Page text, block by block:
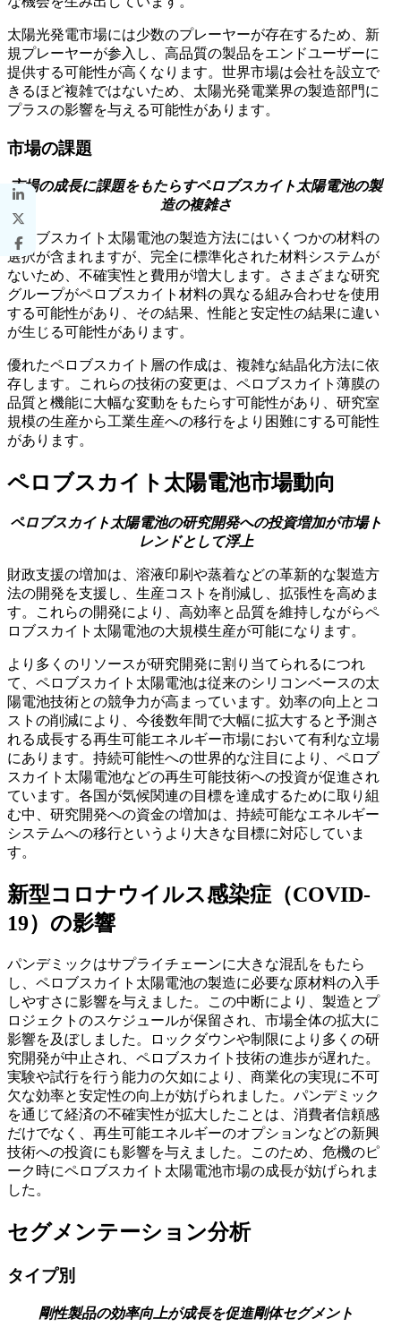
太陽光発電市場には少数のプレーヤーが存在するため、新
規プレーヤーが参入し、高品質の製品をエンドユーザーに
提供する可能性が高くなります。世界市場は会社を設立で
きるほど複雑ではないため、太陽光発電業界の製造部門に
プラスの影響を与える可能性があります。
市場の課題
市場の成長に課題をもたらすペロブスカイト太陽電池の製
造の複雑さ
ペロブスカイト太陽電池の製造方法にはいくつかの材料の
選択が含まれますが、完全に標準化された材料システムが
ないため、不確実性と費用が増大します。さまざまな研究
グループがペロブスカイト材料の異なる組み合わせを使用
する可能性があり、その結果、性能と安定性の結果に違い
が生じる可能性があります。
優れたペロブスカイト層の作成は、複雑な結晶化方法に依
存します。これらの技術の変更は、ペロブスカイト薄膜の
品質と機能に大幅な変動をもたらす可能性があり、研究室
規模の生産から工業生産への移行をより困難にする可能性
があります。
ペロブスカイト太陽電池市場動向
ペロブスカイト太陽電池の研究開発への投資増加が市場ト
レンドとして浮上
財政支援の増加は、溶液印刷や蒸着などの革新的な製造方
法の開発を支援し、生産コストを削減し、拡張性を高めま
す。これらの開発により、高効率と品質を維持しながらペ
ロブスカイト太陽電池の大規模生産が可能になります。
より多くのリソースが研究開発に割り当てられるにつれ
て、ペロブスカイト太陽電池は従来のシリコンベースの太
陽電池技術との競争力が高まっています。効率の向上とコ
ストの削減により、今後数年間で大幅に拡大すると予測さ
れる成長する再生可能エネルギー市場において有利な立場
にあります。持続可能性への世界的な注目により、ペロブ
スカイト太陽電池などの再生可能技術への投資が促進され
ています。各国が気候関連の目標を達成するために取り組
む中、研究開発への資金の増加は、持続可能なエネルギー
システムへの移行というより大きな目標に対応していま
す。
新型コロナウイルス感染症（COVID-
19）の影響
パンデミックはサプライチェーンに大きな混乱をもたら
し、ペロブスカイト太陽電池の製造に必要な原材料の入手
しやすさに影響を与えました。この中断により、製造とプ
ロジェクトのスケジュールが保留され、市場全体の拡大に
影響を及ぼしました。ロックダウンや制限により多くの研
究開発が中止され、ペロブスカイト技術の進歩が遅れた。
実験や試行を行う能力の欠如により、商業化の実現に不可
欠な効率と安定性の向上が妨げられました。パンデミック
を通じて経済の不確実性が拡大したことは、消費者信頼感
だけでなく、再生可能エネルギーのオプションなどの新興
技術への投資にも影響を与えました。このため、危機のピ
ーク時にペロブスカイト太陽電池市場の成長が妨げられま
した。
セグメンテーション分析
タイプ別
剛性製品の効率向上が成長を促進剛体セグメント